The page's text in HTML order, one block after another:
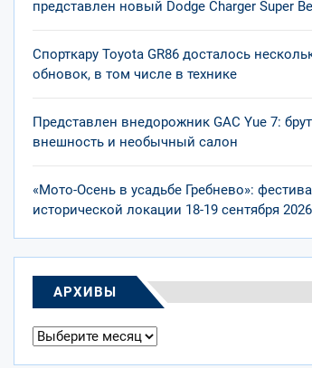
представлен новый Dodge Charger Super
Спорткару Toyota GR86 досталось
обновок, в том числе в технике
Представлен внедорожник GAC Yue 7:
внешность и необычный салон
«Мото-Осень в усадьбе Гребнево»:
исторической локации 18-19 сентября
АРХИВЫ
Архивы